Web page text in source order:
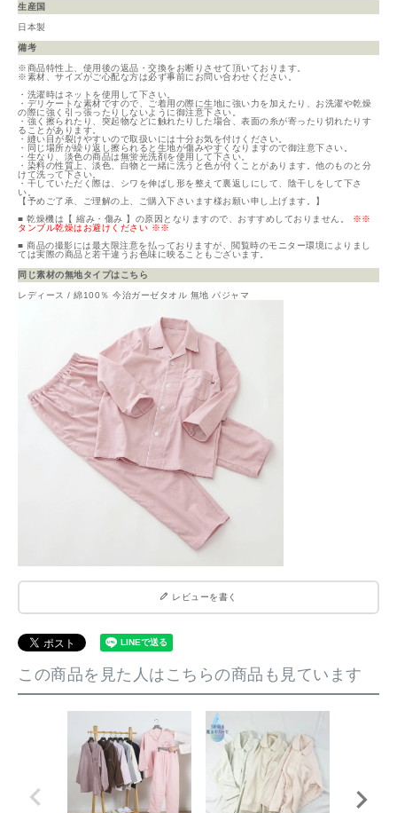
生産国
日本製
備考
※商品特性上、使用後の返品・交換をお断りさせて頂いております。
※素材、サイズがご心配な方は必ず事前にお問い合わせください。
・洗濯時はネットを使用して下さい。
・デリケートな素材ですので、ご着用の際に生地に強い力を加えたり、お洗濯や乾燥
の際に強く引っ張ったりしないように御注意下さい。
・強く擦られたり、突起物などに触れたりした場合、表面の糸が寄ったり切れたりす
ることがあります。
・縫い目が裂けやすいので取扱いには十分お気を付けください。
・同じ場所が繰り返し擦られると生地が傷みやすくなりますので御注意下さい。
・生なり、淡色の商品は無蛍光洗剤を使用して下さい。
・染料の性質上、淡色、白物と一緒に洗うと色が付くことがあります。他のものと分
けて洗って下さい。
・干していただく際は、シワを伸ばし形を整えて裏返しにして、陰干しをして下さ
い。
【予めご了承、ご理解の上、ご購入下さいます様お願い申し上げます。】
■ 乾燥機は【 縮み・傷み 】の原因となりますので、おすすめしておりません。
※※
タンブル乾燥はお避けください ※※
■ 商品の撮影には最大限注意を払っておりますが、閲覧時のモニター環境によりまし
ては実際の商品と若干違うお色味に映ることもございます。
同じ素材の無地タイプはこちら
レディース / 綿100％ 今治ガーゼタオル 無地 パジャマ
レビューを書く
この商品を見た人はこちらの商品も見ています